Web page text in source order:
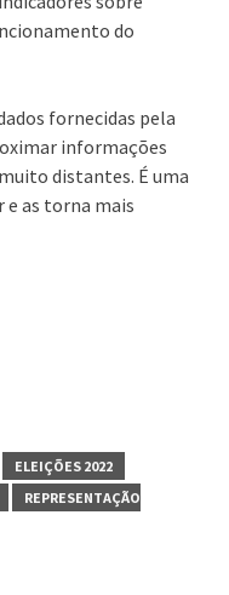
do
fornecidas pela
informações
distantes. É uma
as torna mais
ELEIÇÕES 2022
REPRESENTAÇÃO